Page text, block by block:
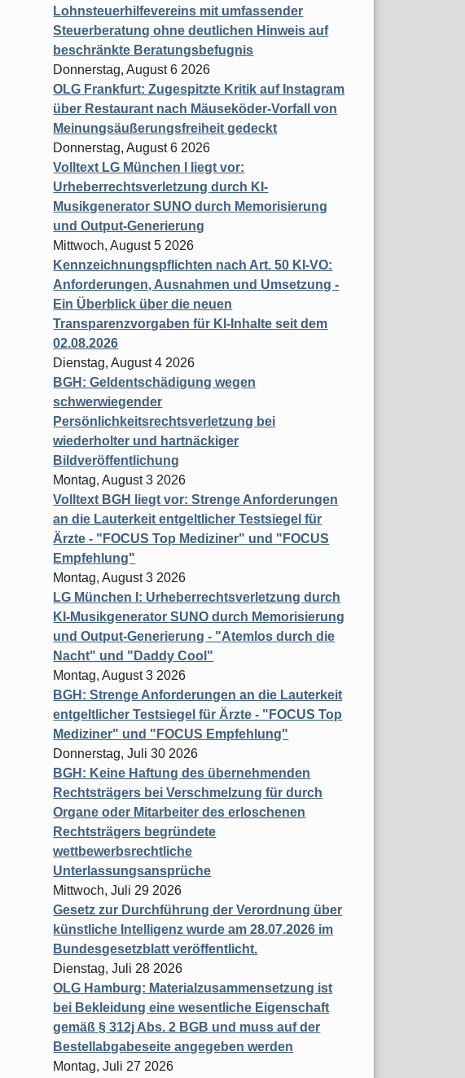
Lohnsteuerhilfevereins mit umfassender
Steuerberatung ohne deutlichen Hinweis auf
beschränkte Beratungsbefugnis
Donnerstag, August 6 2026
OLG Frankfurt: Zugespitzte Kritik auf Instagram
über Restaurant nach Mäuseköder-Vorfall von
Meinungsäußerungsfreiheit gedeckt
Donnerstag, August 6 2026
Volltext LG München I liegt vor:
Urheberrechtsverletzung durch KI-
Musikgenerator SUNO durch Memorisierung
und Output-Generierung
Mittwoch, August 5 2026
Kennzeichnungspflichten nach Art. 50 KI-VO:
Anforderungen, Ausnahmen und Umsetzung -
Ein Überblick über die neuen
Transparenzvorgaben für KI-Inhalte seit dem
02.08.2026
Dienstag, August 4 2026
BGH: Geldentschädigung wegen
schwerwiegender
Persönlichkeitsrechtsverletzung bei
wiederholter und hartnäckiger
Bildveröffentlichung
Montag, August 3 2026
Volltext BGH liegt vor: Strenge Anforderungen
an die Lauterkeit entgeltlicher Testsiegel für
Ärzte - "FOCUS Top Mediziner" und "FOCUS
Empfehlung"
Montag, August 3 2026
LG München I: Urheberrechtsverletzung durch
KI-Musikgenerator SUNO durch Memorisierung
und Output-Generierung - "Atemlos durch die
Nacht" und "Daddy Cool"
Montag, August 3 2026
BGH: Strenge Anforderungen an die Lauterkeit
entgeltlicher Testsiegel für Ärzte - "FOCUS Top
Mediziner" und "FOCUS Empfehlung"
Donnerstag, Juli 30 2026
BGH: Keine Haftung des übernehmenden
Rechtsträgers bei Verschmelzung für durch
Organe oder Mitarbeiter des erloschenen
Rechtsträgers begründete
wettbewerbsrechtliche
Unterlassungsansprüche
Mittwoch, Juli 29 2026
Gesetz zur Durchführung der Verordnung über
künstliche Intelligenz wurde am 28.07.2026 im
Bundesgesetzblatt veröffentlicht.
Dienstag, Juli 28 2026
OLG Hamburg: Materialzusammensetzung ist
bei Bekleidung eine wesentliche Eigenschaft
gemäß § 312j Abs. 2 BGB und muss auf der
Bestellabgabeseite angegeben werden
Montag, Juli 27 2026